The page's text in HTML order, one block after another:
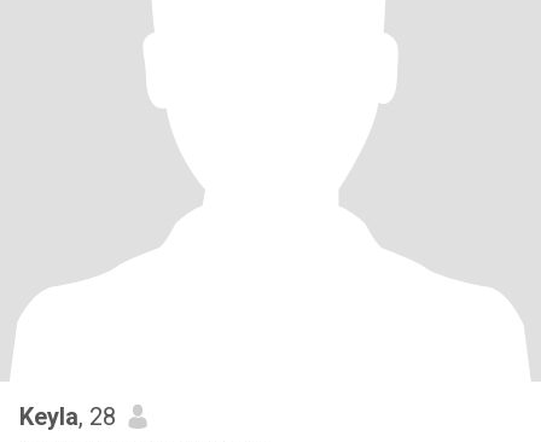
Keyla, 28